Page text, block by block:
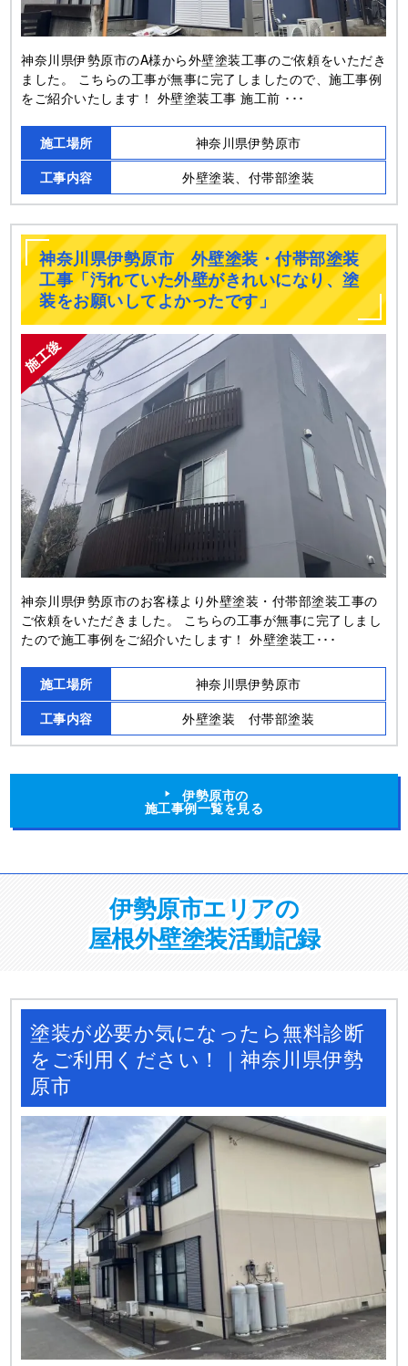
神奈川県伊勢原市のA様から外壁塗装工事のご依頼をいただき
ました。 こちらの工事が無事に完了しましたので、施工事例
をご紹介いたします！ 外壁塗装工事 施工前 ･･･
施工場所
神奈川県伊勢原市
工事内容
外壁塗装、付帯部塗装
神奈川県伊勢原市 外壁塗装・付帯部塗装
工事「汚れていた外壁がきれいになり、塗
装をお願いしてよかったです」
神奈川県伊勢原市のお客様より外壁塗装・付帯部塗装工事の
ご依頼をいただきました。 こちらの工事が無事に完了しまし
たので施工事例をご紹介いたします！ 外壁塗装工･･･
施工場所
神奈川県伊勢原市
工事内容
外壁塗装 付帯部塗装
伊勢原市の
施工事例一覧を見る
伊勢原市エリアの
屋根外壁塗装活動記録
塗装が必要か気になったら無料診断
をご利用ください！｜神奈川県伊勢
原市